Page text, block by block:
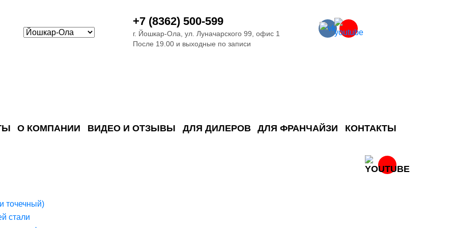
+7 (8362) 500-599
г. Йошкар-Ола, ул. Луначарского 99, офис 1
После 19.00 и выходные по записи
О КОМПАНИИ ВИДЕО И ОТЗЫВЫ ДЛЯ ДИЛЕРОВ ДЛЯ ФРАНЧАЙЗИ КОНТАКТЫ
точечный)
стали